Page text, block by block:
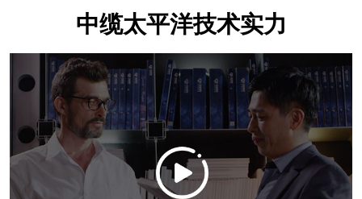
中缆太平洋技术实力